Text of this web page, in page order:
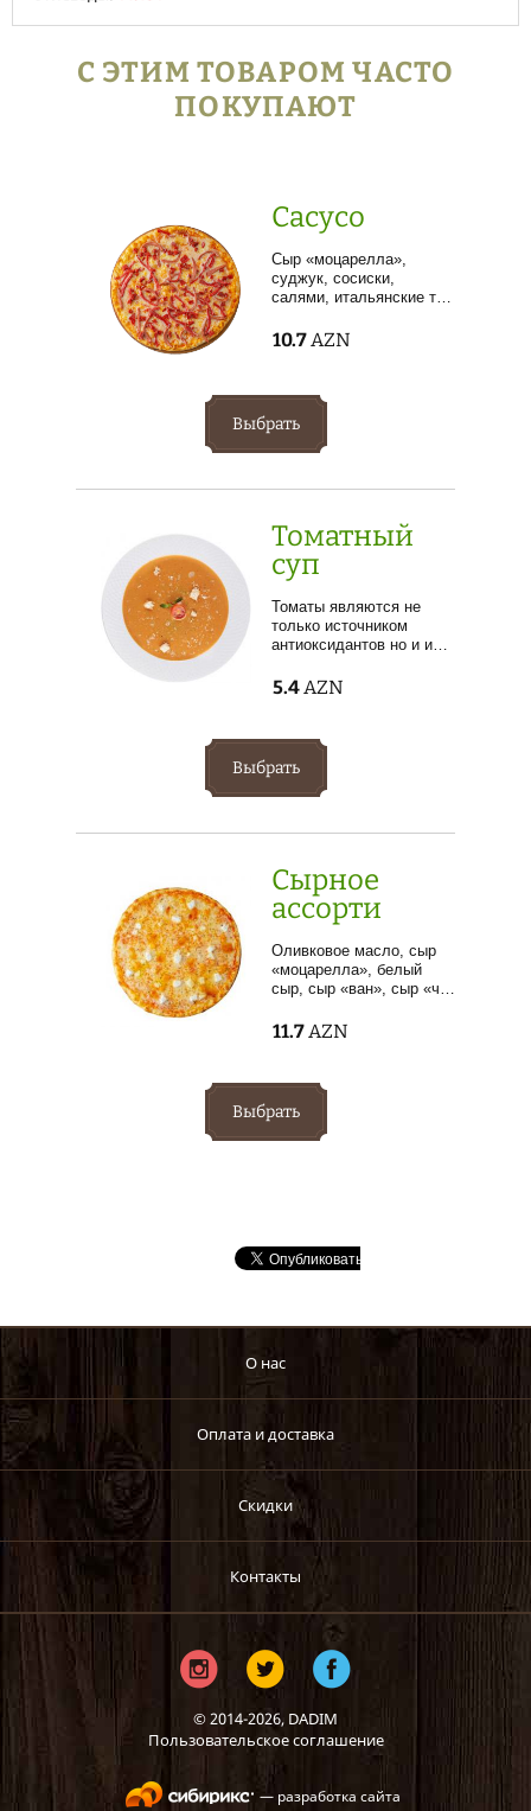
С ЭТИМ ТОВАРОМ ЧАСТО
ПОКУПАЮТ
Сасусо
Сыр «моцарелла»,
суджук, сосиски,
салями, итальянские т…
10.7 AZN
Выбрать
Томатный
суп
Томаты являются не
только источником
антиоксидантов но и и…
5.4 AZN
Выбрать
Сырное
ассорти
Оливковое масло, сыр
«моцарелла», белый
сыр, сыр «ван», сыр «ч…
11.7 AZN
Выбрать
О нас
Оплата и доставка
Скидки
Контакты
© 2014-2026, DADIM
Пользовательское соглашение
— разработка сайта